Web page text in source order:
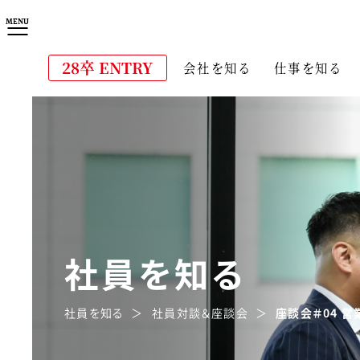
会社を知る 仕事を知る
28卒 ENTRY
MENU
社員を知る
社員を知る 社員対談＆座談会 座談会＃04 営